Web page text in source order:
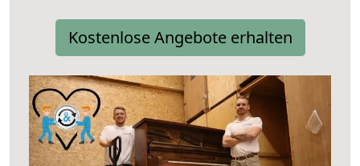
Kostenlose Angebote erhalten